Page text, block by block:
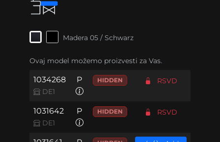
Madera 05 / Schwarz
Ovaj model možemo proizvesti za Vas.
1034268
DE1
P HIDDEN RSVD
1031642
DE1
P HIDDEN RSVD